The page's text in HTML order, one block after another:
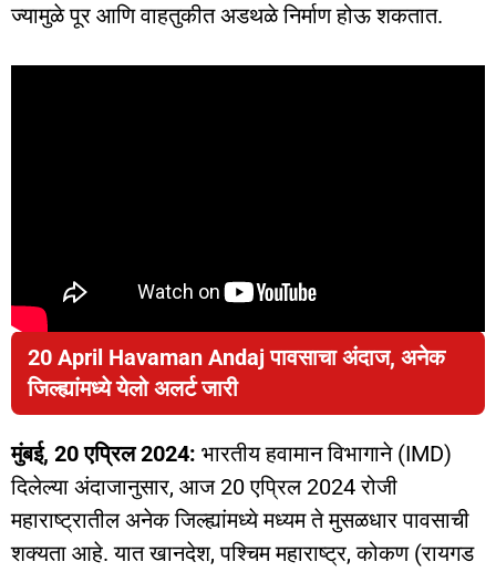
ज्यामुळे पूर आणि वाहतुकीत अडथळे निर्माण होऊ शकतात.
20 April Havaman Andaj पावसाचा अंदाज, अनेक
जिल्ह्यांमध्ये येलो अलर्ट जारी
मुंबई, 20 एप्रिल 2024: भारतीय हवामान विभागाने (IMD)
दिलेल्या अंदाजानुसार, आज 20 एप्रिल 2024 रोजी
महाराष्ट्रातील अनेक जिल्ह्यांमध्ये मध्यम ते मुसळधार पावसाची
शक्यता आहे. यात खानदेश, पश्चिम महाराष्ट्र, कोकण (रायगड